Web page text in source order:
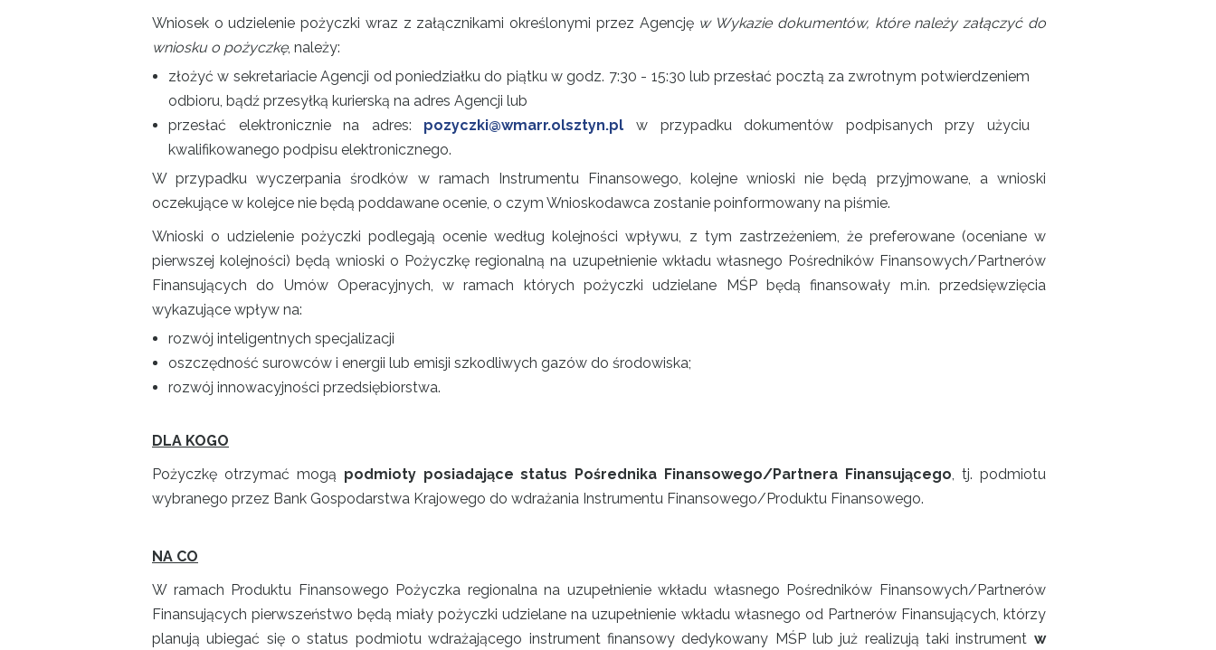
Wniosek o udzielenie pożyczki wraz z załącznikami określonymi przez Agencję w Wykazie dokumentów, które należy załączyć do
wniosku o pożyczkę, należy:
złożyć w sekretariacie Agencji od poniedziałku do piątku w godz. 7:30 - 15:30 lub przesłać pocztą za zwrotnym potwierdzeniem
odbioru, bądź przesyłką kurierską na adres Agencji lub
przesłać elektronicznie na adres: pozyczki@wmarr.olsztyn.pl w przypadku dokumentów podpisanych przy użyciu
kwalifikowanego podpisu elektronicznego.
W przypadku wyczerpania środków w ramach Instrumentu Finansowego, kolejne wnioski nie będą przyjmowane, a wnioski
oczekujące w kolejce nie będą poddawane ocenie, o czym Wnioskodawca zostanie poinformowany na piśmie.
Wnioski o udzielenie pożyczki podlegają ocenie według kolejności wpływu, z tym zastrzeżeniem, że preferowane (oceniane w
pierwszej kolejności) będą wnioski o Pożyczkę regionalną na uzupełnienie wkładu własnego Pośredników Finansowych/Partnerów
Finansujących do Umów Operacyjnych, w ramach których pożyczki udzielane MŚP będą finansowały m.in. przedsięwzięcia
wykazujące wpływ na:
rozwój inteligentnych specjalizacji
oszczędność surowców i energii lub emisji szkodliwych gazów do środowiska;
rozwój innowacyjności przedsiębiorstwa.
DLA KOGO
Pożyczkę otrzymać mogą podmioty posiadające status Pośrednika Finansowego/Partnera Finansującego, tj. podmiotu
wybranego przez Bank Gospodarstwa Krajowego do wdrażania Instrumentu Finansowego/Produktu Finansowego.
NA CO
W ramach Produktu Finansowego Pożyczka regionalna na uzupełnienie wkładu własnego Pośredników Finansowych/Partnerów
Finansujących pierwszeństwo będą miały pożyczki udzielane na uzupełnienie wkładu własnego od Partnerów Finansujących, którzy
planują ubiegać się o status podmiotu wdrażającego instrument finansowy dedykowany MŚP lub już realizują taki instrument w